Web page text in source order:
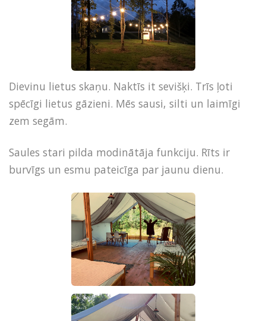
Dievinu lietus skaņu. Naktīs it sevišķi. Trīs ļoti
spēcīgi lietus gāzieni. Mēs sausi, silti un laimīgi
zem segām.
Saules stari pilda modinātāja funkciju. Rīts ir
burvīgs un esmu pateicīga par jaunu dienu.